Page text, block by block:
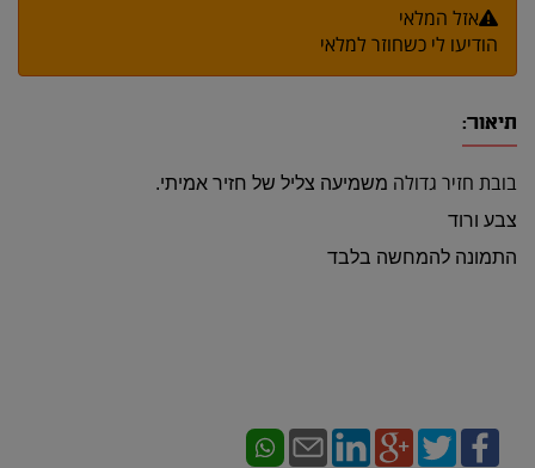
אזל המלאי
הודיעו לי כשחוזר למלאי
תיאור:
בובת חזיר גדולה משמיעה צליל של חזיר אמיתי.
צבע ורוד
התמונה להמחשה בלבד